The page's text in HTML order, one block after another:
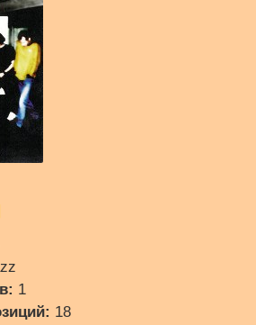
1
18